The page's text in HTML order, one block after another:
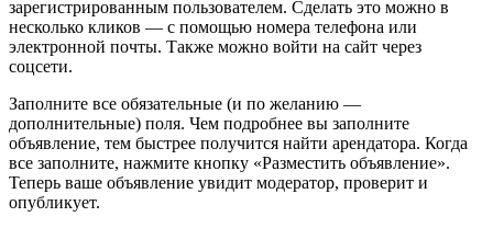
зарегистрированным пользователем. Сделать это можно в
несколько кликов — с помощью номера телефона или
электронной почты. Также можно войти на сайт через
соцсети.
Заполните все обязательные (и по желанию —
дополнительные) поля. Чем подробнее вы заполните
объявление, тем быстрее получится найти арендатора. Когда
все заполните, нажмите кнопку «Разместить объявление».
Теперь ваше объявление увидит модератор, проверит и
опубликует.